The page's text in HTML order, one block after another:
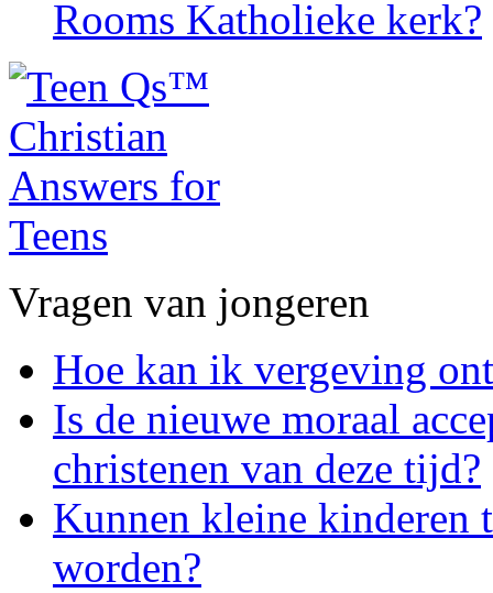
Rooms Katholieke kerk?
Vragen van jongeren
Hoe kan ik vergeving
Is de nieuwe moraal
christenen van deze tijd?
Kunnen kleine kinderen
worden?